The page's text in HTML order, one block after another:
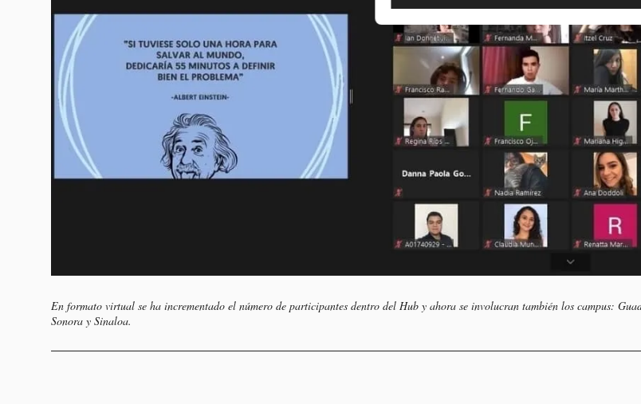
En formato virtual se ha incrementado el número de participantes dentro del Hub y ahora se involucran también los campus:
Sonora y Sinaloa.